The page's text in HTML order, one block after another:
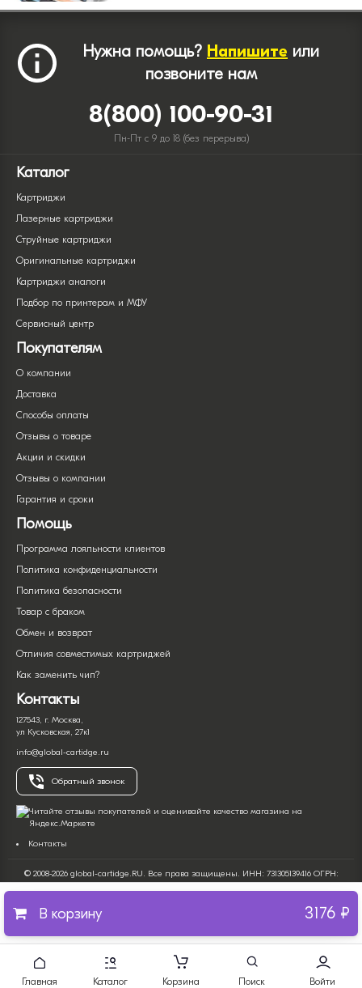
3176 ₽
В корзину
Нужна помощь? Напишите или
позвоните нам
8(800) 100-90-31
Пн-Пт с 9 до 18 (без перерыва)
Каталог
Картриджи
Лазерные картриджи
Струйные картриджи
Оригинальные картриджи
Картриджи аналоги
Подбор по принтерам и МФУ
Сервисный центр
Покупателям
О компании
Доставка
Способы оплаты
Отзывы о товаре
Акции и скидки
Отзывы о компании
Гарантия и сроки
Помощь
Программа лояльности клиентов
Политика конфиденциальности
Политика безопасности
Товар с браком
Обмен и возврат
Отличия совместимых картриджей
Как заменить чип?
Контакты
127543, г. Москва,
ул Кусковская, 27к1
info@global-cartidge.ru
Обратный звонок
Контакты
© 2008-2026 global-cartidge.RU. Все права защищены. ИНН: 731305139416 ОГРН:
322732500017266. Интернет-магазин продажи расходных материалов для оргтехники
Все имена и торговые марки являются собственностью их владельцев и
используются только с целью описания продукта. Вся информация на сайте носит
справочный характер и ни при каких условиях не является публичной офертой,
определяемой положениями Статьи 437 Гражданского кодекса Российской
Федерации. Информация о товарах, их характеристиках и комплектации, а также
ценах, может как содержать ошибки, так и быть изменена производителем без
предварительного уведомления.
Главная Каталог Корзина Поиск Войти